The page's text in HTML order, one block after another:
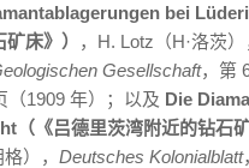
bei
床》）
，H. Lotz（H·洛茨）
Gesellschaft，第
（1909 年）；以及 Die
（《吕德里茨湾附近的钻石矿
）， Deutsches Kolonialblatt